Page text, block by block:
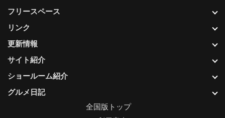
更新情報
サイト紹介
ショールーム紹介
グルメ日記
フリースペース
リンク
全国版トップ